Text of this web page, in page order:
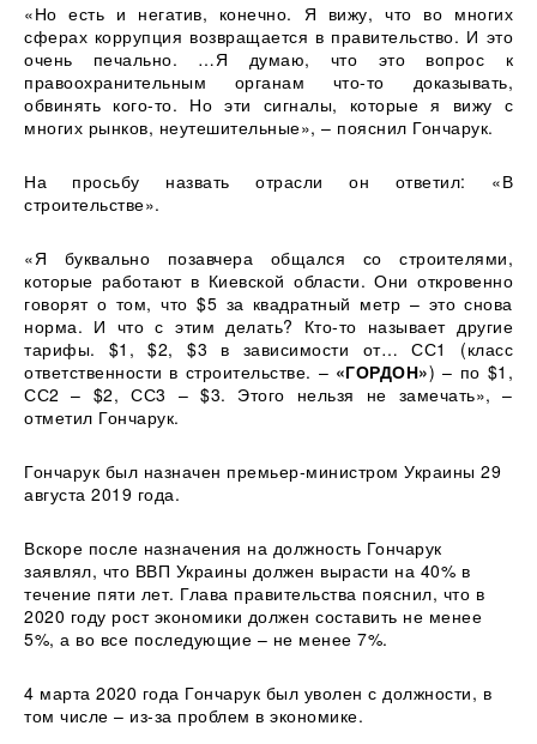
«Но есть и негатив, конечно. Я вижу, что во многих
сферах коррупция возвращается в правительство. И это
очень печально. …Я думаю, что это вопрос к
правоохранительным органам что-то доказывать,
обвинять кого-то. Но эти сигналы, которые я вижу с
многих рынков, неутешительные», – пояснил Гончарук.
На просьбу назвать отрасли он ответил: «В
строительстве».
«Я буквально позавчера общался со строителями,
которые работают в Киевской области. Они откровенно
говорят о том, что $5 за квадратный метр – это снова
норма. И что с этим делать? Кто-то называет другие
тарифы. $1, $2, $3 в зависимости от… СС1 (класс
ответственности в строительстве. – «ГОРДОН») – по $1,
СС2 – $2, СС3 – $3. Этого нельзя не замечать», –
отметил Гончарук.
Гончарук был назначен премьер-министром Украины 29
августа 2019 года.
Вскоре после назначения на должность Гончарук
заявлял, что ВВП Украины должен вырасти на 40% в
течение пяти лет. Глава правительства пояснил, что в
2020 году рост экономики должен составить не менее
5%, а во все последующие – не менее 7%.
4 марта 2020 года Гончарук был уволен с должности, в
том числе – из-за проблем в экономике.